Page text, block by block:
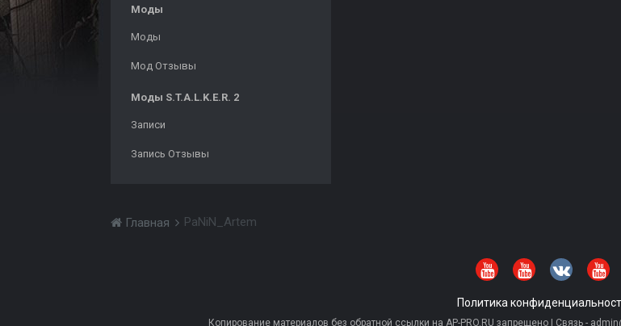
Моды
Моды
Мод Отзывы
Моды S.T.A.L.K.E.R. 2
Записи
Запись Отзывы
Главная PaNiN_Artem
Политика
Копирование материалов без обратной ссылки на AP-PRO.RU запрещено | Связь -